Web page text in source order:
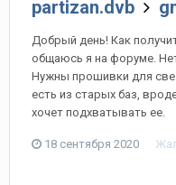
partizan.dvb
Добрый день! Как
общаюсь я на форуме.
Нужны прошивки для
есть из старых баз,
хочет подхватывать ее.
18 сентября 2020